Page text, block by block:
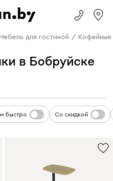
Мебель для гостиной / Кофейные
в Бобруйске
быстро Со скидкой